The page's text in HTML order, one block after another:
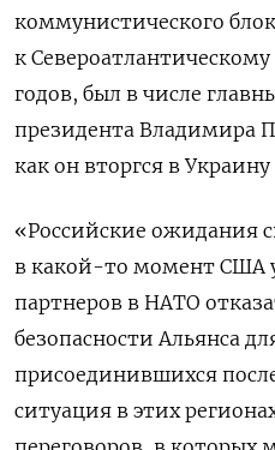
коммунистического
к
годов, был в числе
президента Владимира
как он вторгся в Украину
«Российские ожидания
в какой-то момент США
партнеров в НАТО
безопасности Альянса
присоединившихся
ситуация в этих